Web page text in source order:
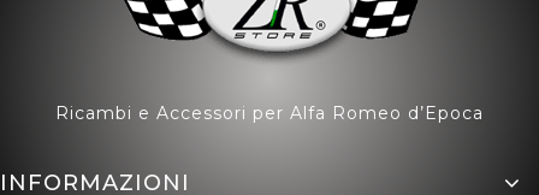
Ricambi e Accessori per Alfa Romeo d’Epoca
INFORMAZIONI